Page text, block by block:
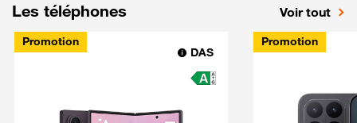
Les téléphones Voir tout
Promotion
DAS
Promotion